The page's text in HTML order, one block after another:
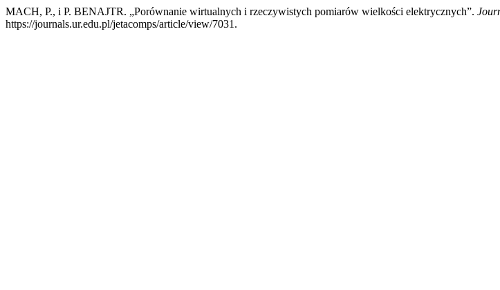
MACH, P., i P. BENAJTR. „Porównanie wirtualnych i rzeczywistych pomiarów wielkości elektrycznych”.
https://journals.ur.edu.pl/jetacomps/article/view/7031.